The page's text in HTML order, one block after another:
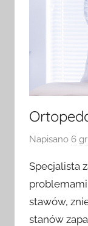
Napisano 6
Specjalista
stawów,
stanów